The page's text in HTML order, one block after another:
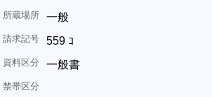
一般
559 ｺ
一般書